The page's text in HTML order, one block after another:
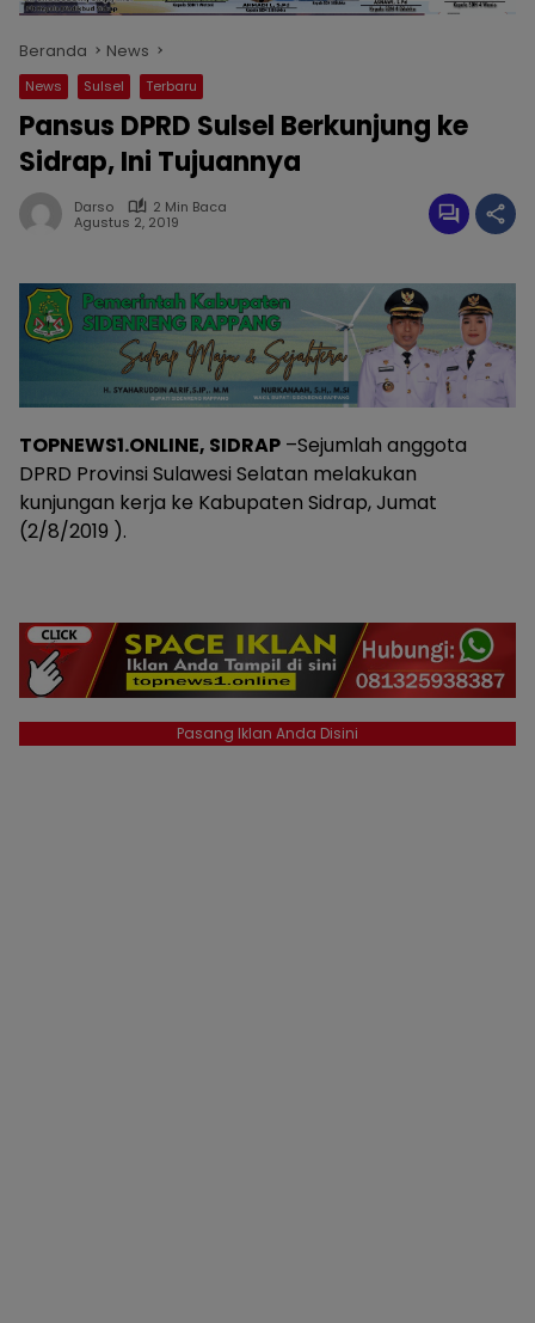
Beranda News
News Sulsel Terbaru
Pansus DPRD Sulsel Berkunjung ke
Sidrap, Ini Tujuannya
Darso
2 Min Baca
Agustus 2, 2019
TOPNEWS1.ONLINE, SIDRAP –Sejumlah anggota
DPRD Provinsi Sulawesi Selatan melakukan
kunjungan kerja ke Kabupaten Sidrap, Jumat
(2/8/2019 ).
Pasang Iklan Anda Disini